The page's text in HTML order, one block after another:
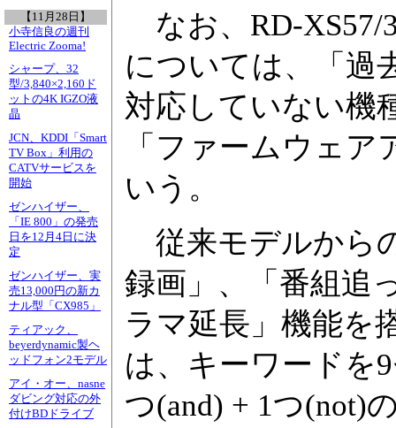
【11月28日】
小寺信良の週刊
Electric Zooma!
シャープ、32
型/3,840×2,160ド
ットの4K IGZO液
晶
JCN、KDDI「Smart
TV Box」利用の
CATVサービスを
開始
ゼンハイザー、
「IE 800」の発売
日を12月4日に決
定
ゼンハイザー、実
売13,000円の新カ
ナル型「CX985」
ティアック、
beyerdynamic製ヘ
ッドフォン2モデル
アイ・オー、nasne
ダビング対応の外
付けBDドライブ
なお、RD-XS57/
については、「過
対応していない機
「ファームウェ
いう。
従来モデルから
録画」、「番組追
ラマ延長」機能を
は、キーワードを
つ(and) + 1つ(not)